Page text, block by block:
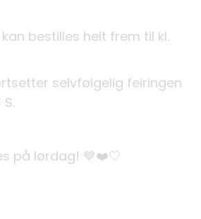
bestilles helt frem til kl.
selvfølgelig feiringen
på lørdag! 💙❤️🤍